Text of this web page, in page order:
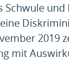
Schwule
2019
mit